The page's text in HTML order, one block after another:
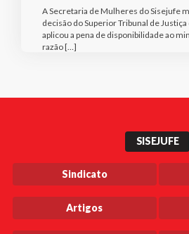
A Secretaria de Mulheres do Sisejufe
decisão do Superior Tribunal de
aplicou a pena de disponibilidade ao
razão […]
SISEJUFE
Sindicato
Artigos